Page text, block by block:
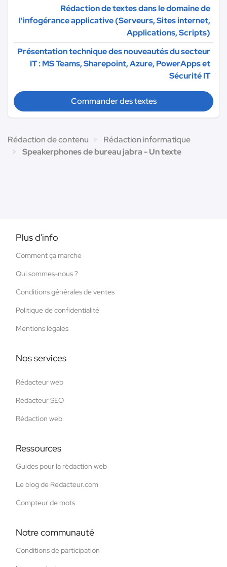
Rédaction de textes dans le domaine de
l'infogérance applicative (Serveurs, Sites internet,
Applications, Scripts)
Présentation technique des nouveautés du secteur
IT : MS Teams, Sharepoint, Azure, PowerApps et
Sécurité IT
Commander des textes
Rédaction de contenu
Rédaction informatique
Speakerphones de bureau jabra - Un texte
Plus d'info
Comment ça marche
Qui sommes-nous ?
Conditions générales de ventes
Politique de confidentialité
Mentions légales
Nos services
Rédacteur web
Rédacteur SEO
Rédaction web
Ressources
Guides pour la rédaction web
Le blog de Redacteur.com
Compteur de mots
Notre communauté
Conditions de participation